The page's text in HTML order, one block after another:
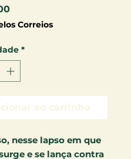
Preço
Correios
*
ao carrinho
nesse lapso em que
e se lança contra